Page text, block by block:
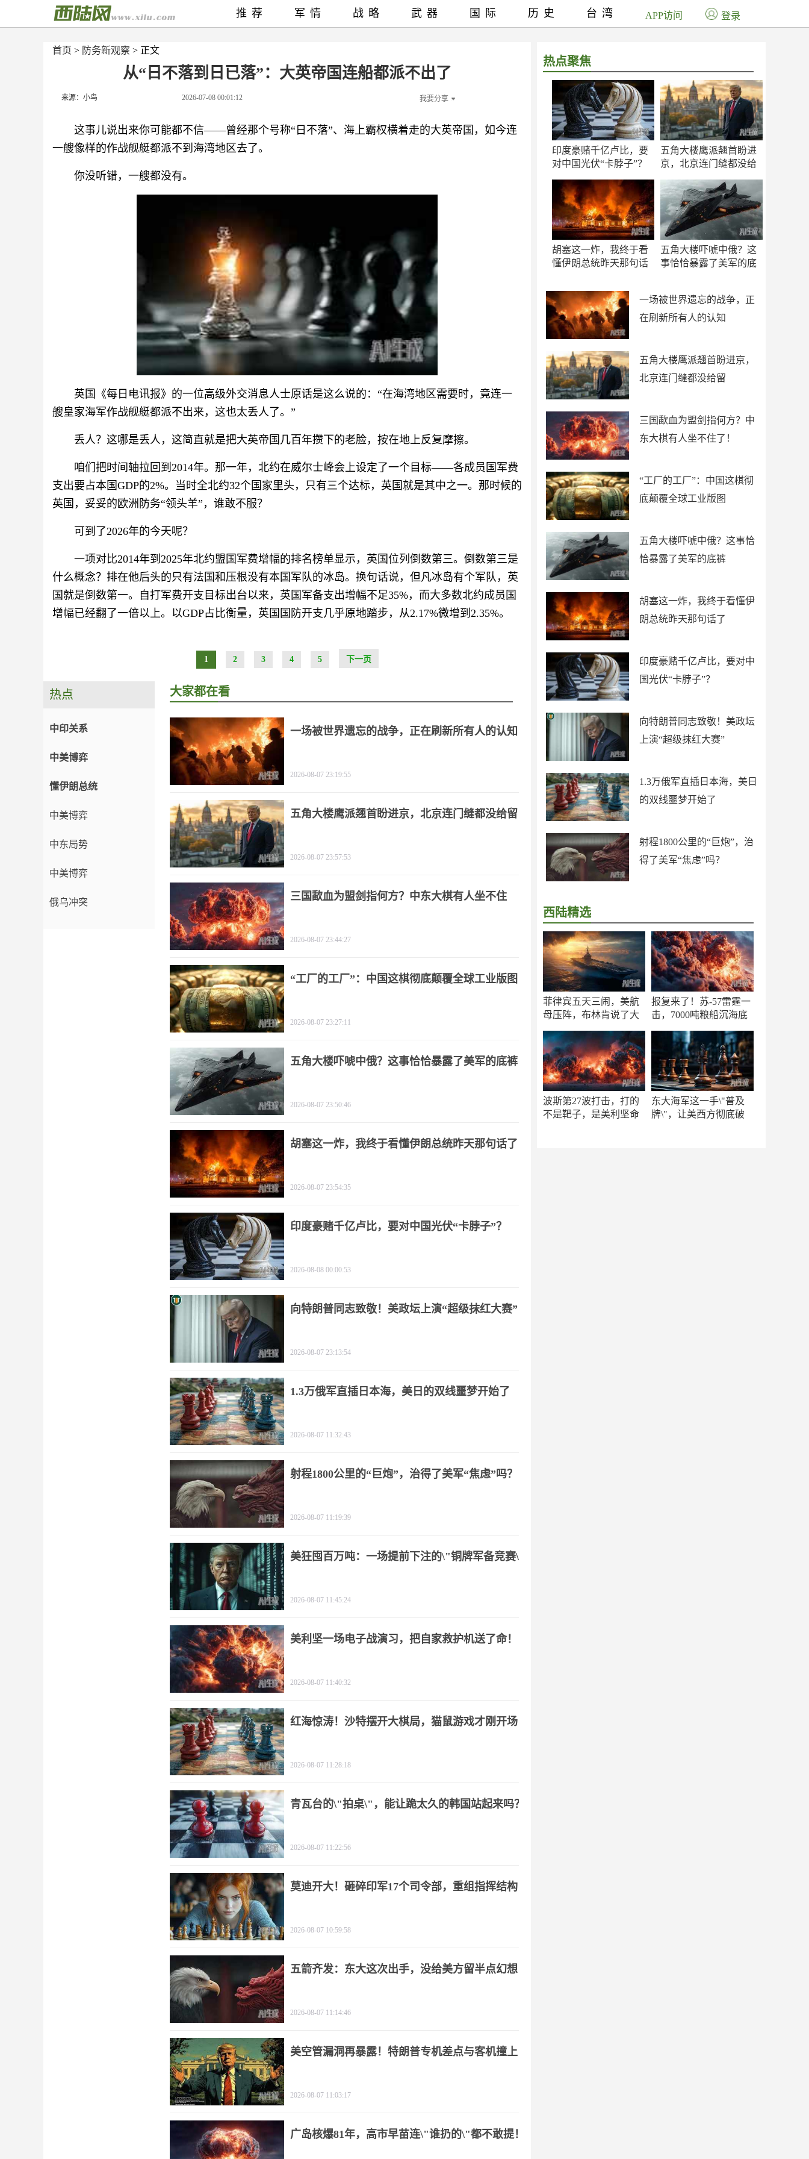
首页 > 防务新观察 > 正文
从“日不落到日已落”：大英帝国连船都派不出了
来源：小鸟 2026-07-08 00:01:12 我要分享
这事儿说出来你可能都不信——曾经那个号称“日不落”、海上霸权横着走的大英帝国，如今连
一艘像样的作战舰艇都派不到海湾地区去了。
你没听错，一艘都没有。
英国《每日电讯报》的一位高级外交消息人士原话是这么说的：“在海湾地区需要时，竟连一
艘皇家海军作战舰艇都派不出来，这也太丢人了。”
丢人？这哪是丢人，这简直就是把大英帝国几百年攒下的老脸，按在地上反复摩擦。
咱们把时间轴拉回到2014年。那一年，北约在威尔士峰会上设定了一个目标——各成员国军费
支出要占本国GDP的2%。当时全北约32个国家里头，只有三个达标，英国就是其中之一。那时候的
英国，妥妥的欧洲防务“领头羊”，谁敢不服？
可到了2026年的今天呢？
一项对比2014年到2025年北约盟国军费增幅的排名榜单显示，英国位列倒数第三。倒数第三是
什么概念？排在他后头的只有法国和压根没有本国军队的冰岛。换句话说，但凡冰岛有个军队，英
国就是倒数第一。自打军费开支目标出台以来，英国军备支出增幅不足35%，而大多数北约成员国
增幅已经翻了一倍以上。以GDP占比衡量，英国国防开支几乎原地踏步，从2.17%微增到2.35%。
1 2 3 4 5 下一页
热点聚焦
印度豪赌千亿卢比，要
对中国光伏“卡脖子”？
五角大楼鹰派翘首盼进
京，北京连门缝都没给
胡塞这一炸，我终于看
懂伊朗总统昨天那句话
五角大楼吓唬中俄？这
事恰恰暴露了美军的底
一场被世界遗忘的战争，正
在刷新所有人的认知
五角大楼鹰派翘首盼进京，
北京连门缝都没给留
三国歃血为盟剑指何方？中
东大棋有人坐不住了！
“工厂的工厂”：中国这棋彻
底颠覆全球工业版图
五角大楼吓唬中俄？这事恰
恰暴露了美军的底裤
胡塞这一炸，我终于看懂伊
朗总统昨天那句话了
印度豪赌千亿卢比，要对中
国光伏“卡脖子”？
向特朗普同志致敬！美政坛
上演“超级抹红大赛”
1.3万俄军直插日本海，美日
的双线噩梦开始了
射程1800公里的“巨炮”，治
得了美军“焦虑”吗？
西陆精选
菲律宾五天三闹，美航
母压阵，布林肯说了大
报复来了！苏-57雷霆一
击，7000吨粮船沉海底
波斯第27波打击，打的
不是靶子，是美利坚命
东大海军这一手\"普及
牌\"，让美西方彻底破
推荐 军情 战略 武器 国际 历史 台湾 APP访问 登录
热点
中印关系
中美博弈
懂伊朗总统
中美博弈
中东局势
中美博弈
俄乌冲突
大家都在看
一场被世界遗忘的战争，正在刷新所有人的认知
2026-08-07 23:19:55
五角大楼鹰派翘首盼进京，北京连门缝都没给留
2026-08-07 23:57:53
三国歃血为盟剑指何方？中东大棋有人坐不住
2026-08-07 23:44:27
“工厂的工厂”：中国这棋彻底颠覆全球工业版图
2026-08-07 23:27:11
五角大楼吓唬中俄？这事恰恰暴露了美军的底裤
2026-08-07 23:50:46
胡塞这一炸，我终于看懂伊朗总统昨天那句话了
2026-08-07 23:54:35
印度豪赌千亿卢比，要对中国光伏“卡脖子”？
2026-08-08 00:00:53
向特朗普同志致敬！美政坛上演“超级抹红大赛”
2026-08-07 23:13:54
1.3万俄军直插日本海，美日的双线噩梦开始了
2026-08-07 11:32:43
射程1800公里的“巨炮”，治得了美军“焦虑”吗？
2026-08-07 11:19:39
美狂囤百万吨：一场提前下注的\"铜牌军备竞赛\"
2026-08-07 11:45:24
美利坚一场电子战演习，把自家救护机送了命！
2026-08-07 11:40:32
红海惊涛！沙特摆开大棋局，猫鼠游戏才刚开场
2026-08-07 11:28:18
青瓦台的\"拍桌\"，能让跪太久的韩国站起来吗？
2026-08-07 11:22:56
莫迪开大！砸碎印军17个司令部，重组指挥结构
2026-08-07 10:59:58
五箭齐发：东大这次出手，没给美方留半点幻想
2026-08-07 11:14:46
美空管漏洞再暴露！特朗普专机差点与客机撞上
2026-08-07 11:03:17
广岛核爆81年，高市早苗连\"谁扔的\"都不敢提！